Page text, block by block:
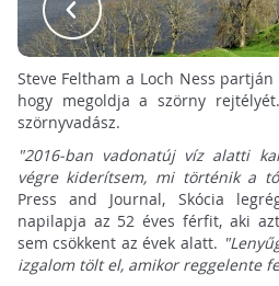
Steve Feltham a Loch Ness
hogy megoldja a szörny
szörnyvadász.
"2016-ban vadonatúj víz alatti
végre kiderítsem, mi történik a
Press and Journal, Skócia
napilapja az 52 éves férfit, aki
sem csökkent az évek alatt.
izgalom tölt el, amikor reggelente